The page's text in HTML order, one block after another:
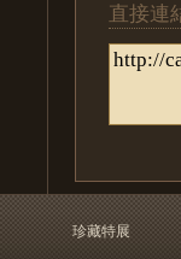
直接連
珍藏特展